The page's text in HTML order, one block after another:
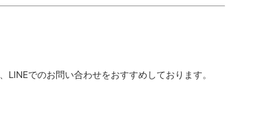
でのお問い合わせをおすすめしております。